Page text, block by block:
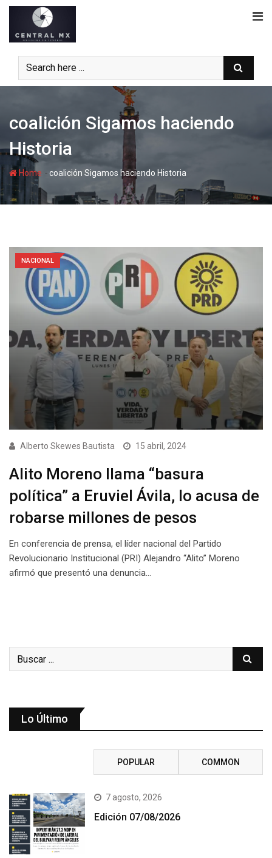
Skip
content
coalición Sigamos haciendo
Historia
Home -coalición Sigamos haciendo Historia
NACIONAL
Alberto Skewes Bautista 15 abril, 2024
Alito Moreno llama “basura
política” a Eruviel Ávila, lo acusa de
robarse millones de pesos
En conferencia de prensa, el líder nacional del Partido
Revolucionario Institucional (PRI) Alejandro “Alito” Moreno
afirmó que presentó una denuncia…
Lo Último
POPULAR COMMON
7 agosto, 2026
Edición 07/08/2026